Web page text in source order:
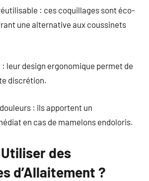
: ces coquillages sont éco-
une alternative aux coussinets
leur design ergonomique permet de
discrétion.
: ils apportent un
en cas de mamelons endoloris.
des
d’Allaitement ?